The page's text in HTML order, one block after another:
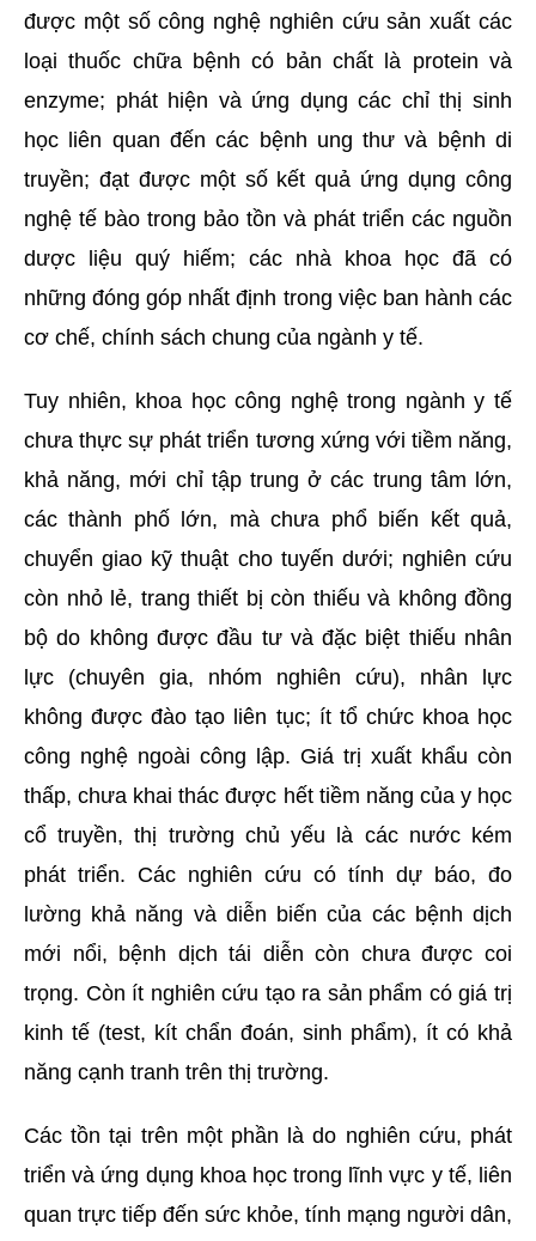
được một số công nghệ nghiên cứu sản xuất các
loại thuốc chữa bệnh có bản chất là protein và
enzyme; phát hiện và ứng dụng các chỉ thị sinh
học liên quan đến các bệnh ung thư và bệnh di
truyền; đạt được một số kết quả ứng dụng công
nghệ tế bào trong bảo tồn và phát triển các nguồn
dược liệu quý hiếm; các nhà khoa học đã có
những đóng góp nhất định trong việc ban hành các
cơ chế, chính sách chung của ngành y tế.
Tuy nhiên, khoa học công nghệ trong ngành y tế
chưa thực sự phát triển tương xứng với tiềm năng,
khả năng, mới chỉ tập trung ở các trung tâm lớn,
các thành phố lớn, mà chưa phổ biến kết quả,
chuyển giao kỹ thuật cho tuyến dưới; nghiên cứu
còn nhỏ lẻ, trang thiết bị còn thiếu và không đồng
bộ do không được đầu tư và đặc biệt thiếu nhân
lực (chuyên gia, nhóm nghiên cứu), nhân lực
không được đào tạo liên tục; ít tổ chức khoa học
công nghệ ngoài công lập. Giá trị xuất khẩu còn
thấp, chưa khai thác được hết tiềm năng của y học
cổ truyền, thị trường chủ yếu là các nước kém
phát triển. Các nghiên cứu có tính dự báo, đo
lường khả năng và diễn biến của các bệnh dịch
mới nổi, bệnh dịch tái diễn còn chưa được coi
trọng. Còn ít nghiên cứu tạo ra sản phẩm có giá trị
kinh tế (test, kít chẩn đoán, sinh phẩm), ít có khả
năng cạnh tranh trên thị trường.
Các tồn tại trên một phần là do nghiên cứu, phát
triển và ứng dụng khoa học trong lĩnh vực y tế, liên
quan trực tiếp đến sức khỏe, tính mạng người dân,